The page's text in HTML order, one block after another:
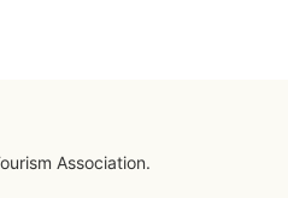
Association.